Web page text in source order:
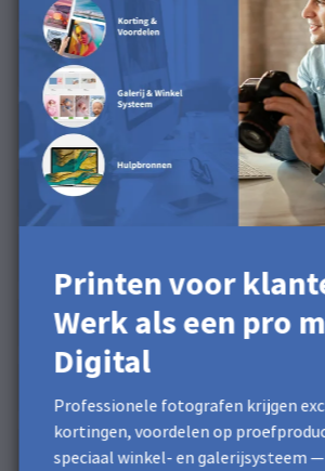
Printen voor
Werk als een pro
Digital
Professionele fotografen krijgen
kortingen, voordelen op
speciaal winkel- en galerijsysteem